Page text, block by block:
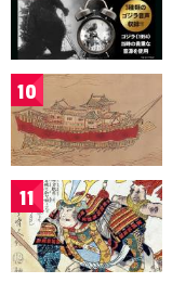
10
11